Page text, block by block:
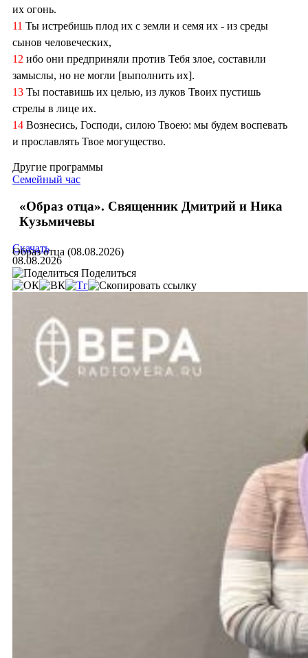
их огонь.
11 Ты истребишь плод их с земли и семя их - из среды
сынов человеческих,
12 ибо они предприняли против Тебя злое, составили
замыслы, но не могли [выполнить их].
13 Ты поставишь их целью, из луков Твоих пустишь
стрелы в лице их.
14 Вознесись, Господи, силою Твоею: мы будем воспевать
и прославлять Твое могущество.
Другие программы
Семейный час
«Образ отца». Священник Дмитрий и Ника
Кузьмичевы
Образ отца (08.08.2026)
Скачать
08.08.2026
Поделиться